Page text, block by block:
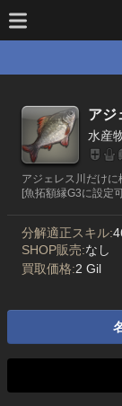
アジ
水産
アジェレス川だけ
[魚拓額縁G3に設定
分解適正スキル:
SHOP販売:なし
買取価格:2 Gil